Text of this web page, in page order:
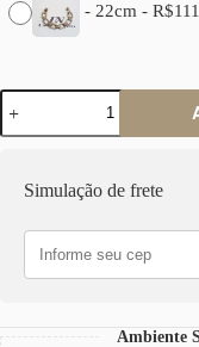
- 22cm - R$
Pulseira
Elos
Retangulares
Banho
Prateado
quantidade
Simulação de frete
Ambiente